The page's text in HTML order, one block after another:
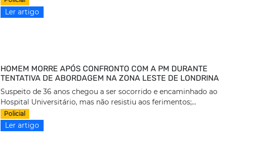
Ler artigo
HOMEM MORRE APÓS CONFRONTO COM A PM DURANTE
TENTATIVA DE ABORDAGEM NA ZONA LESTE DE LONDRINA
Suspeito de 36 anos chegou a ser socorrido e encaminhado ao
Hospital Universitário, mas não resistiu aos ferimentos;...
Policial
Ler artigo